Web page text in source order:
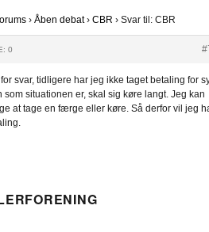
› Åben debat › CBR › Svar til: CBR
0
for svar, tidligere har jeg ikke taget betaling for
som situationen er, skal sig køre langt. Jeg kan
at tage en færge eller køre. Så derfor vil jeg